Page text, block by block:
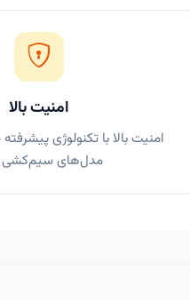
امنیت بالا
امنیت بالا با تکنولوژی
مدل‌های سیم‌کشی